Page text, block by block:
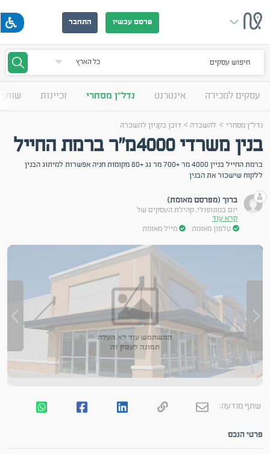
פרסם עכשיו התחבר
חיפוש עסקים
עסקים למכירה אינטרנט נדל"ן מסחרי זכיינות
נדל"ן מסחרי> להשכרה > דוכן בקניון להשכרה
בנין משרדי 4000מ"ר ברמת החייל
ברמת החייל בניין 4000 מר +700 מר גג +80 מקומות חניה אפשרות למיתוג הבנין
ללקוח שישכור את הבנין
ברוך (מפרסם מאומת)
יזם במונופולי, קהילת העסקים של
קרא עוד
טלפון מאומת
מייל מאומת
המשתמש עוד לא העלה
תמונה לעסק זה
שתף מודעה:
פרטי הנכס